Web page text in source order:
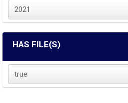
2021
HAS FILE(S)
true